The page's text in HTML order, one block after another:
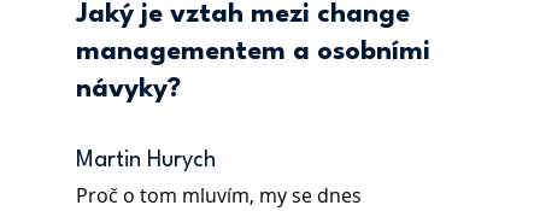
Jaký je vztah mezi change
managementem a osobními
návyky?
Martin Hurych
Proč o tom mluvím, my se dnes